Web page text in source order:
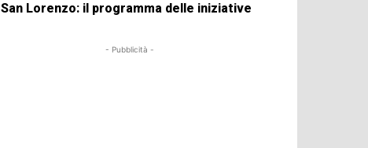
San Lorenzo: il programma delle iniziative
- Pubblicità -